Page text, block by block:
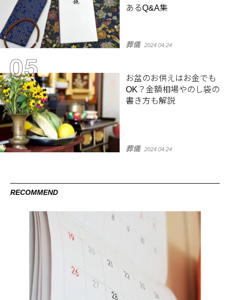
あるQ&A集
葬儀 2024.04.24
お盆のお供えはお金でも
OK？金額相場やのし袋の
書き方も解説
葬儀 2024.04.24
RECOMMEND